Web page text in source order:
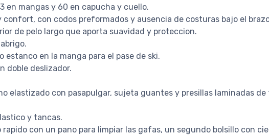
en mangas y 60 en capucha y cuello.
con codos preformados y ausencia de costuras bajo el
de pelo largo que aporta suavidad y proteccion.
estanco en la manga para el pase de ski.
doble deslizador.
elastizado con pasapulgar, sujeta guantes y presillas laminadas
y tancas.
rapido con un pano para limpiar las gafas, un segundo bolsillo con